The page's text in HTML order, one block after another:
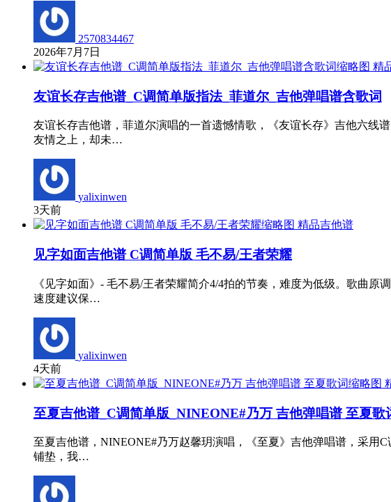
2570834467
2026年7月7日
精
友谊长存吉他谱_C调简单版指法_菲道尔_吉他弹唱谱含歌词
友谊长存吉他谱，菲道尔演唱的一首遗憾情歌，《友谊长存》吉他六线
友情之上，却未…
yalixinwen
3天前
精品吉他谱
见字如面吉他谱 C调简单版 毛不易/王者荣耀
《见字如面》- 毛不易/王者荣耀简介4/4拍的节奏，难度为低级。歌曲
速度建议保…
yalixinwen
4天前
至夏吉他谱_C调简单版_NINEONE#乃万 吉他弹唱谱 至夏歌
至夏吉他谱，NINEONE#乃万赵馨玥演唱，《至夏》吉他弹唱谱，采用
铺垫，我…